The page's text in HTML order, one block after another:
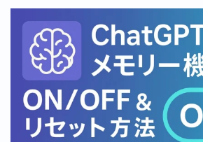
お問い合わせ
デモプリセット記事 Part07
トップページ
プロフィール
メニュー
利用規約／特定商取引法に基づく表記